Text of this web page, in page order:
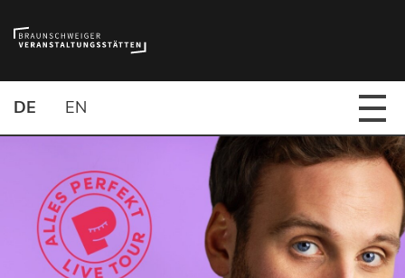
DE EN